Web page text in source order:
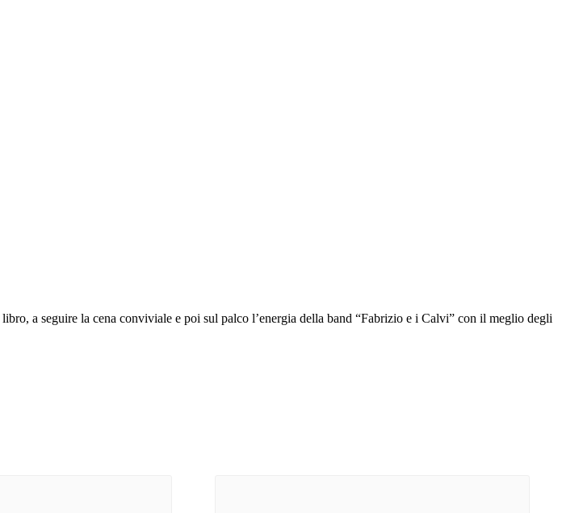
a seguire la cena conviviale e poi sul palco l’energia della band “Fabrizio e i Calvi” con il meglio degli